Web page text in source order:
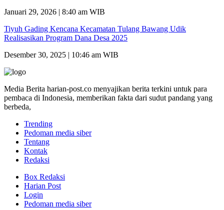
Januari 29, 2026 | 8:40 am WIB
Tiyuh Gading Kencana Kecamatan Tulang Bawang Udik
Realisasikan Program Dana Desa 2025
Desember 30, 2025 | 10:46 am WIB
Media Berita harian-post.co menyajikan berita terkini untuk para
pembaca di Indonesia, memberikan fakta dari sudut pandang yang
berbeda,
Trending
Pedoman media siber
Tentang
Kontak
Redaksi
Box Redaksi
Harian Post
Login
Pedoman media siber